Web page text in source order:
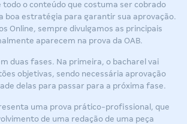
todo o conteúdo que costuma ser cobrado
boa estratégia para garantir sua aprovação.
Online, sempre divulgamos as principais
aparecem na prova da OAB.
duas fases. Na primeira, o bacharel vai
objetivas, sendo necessária aprovação
delas para passar para a próxima fase.
uma prova prático-profissional, que
de uma redação de uma peça